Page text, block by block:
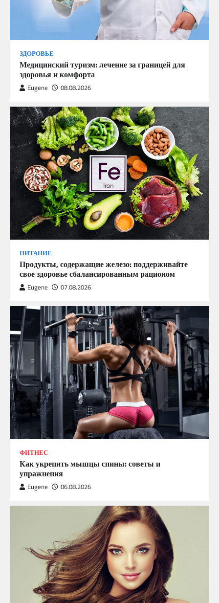
ЗДОРОВЬЕ
Медицинский туризм: лечение за границей для
здоровья и комфорта
Eugene 08.08.2026
ПИТАНИЕ
Продукты, содержащие железо: поддерживайте
свое здоровье сбалансированным рационом
Eugene 07.08.2026
ФИТНЕС
Как укрепить мышцы спины: советы и
упражнения
Eugene 06.08.2026